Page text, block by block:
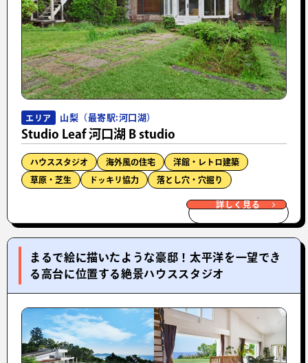
エリア 山梨（最寄駅:河口湖）
Studio Leaf 河口湖 B studio
ハウススタジオ 海外風の住宅 洋館・レトロ建築
草原・芝生 ドッキリ協力 落とし穴・穴掘り
詳しく見る
まるで絵に描いたような豪邸！太平洋を一望でき
る高台に位置する絶景ハウススタジオ